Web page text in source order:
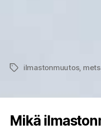
Avainsanat
ilmastonmuutos,
Mikä